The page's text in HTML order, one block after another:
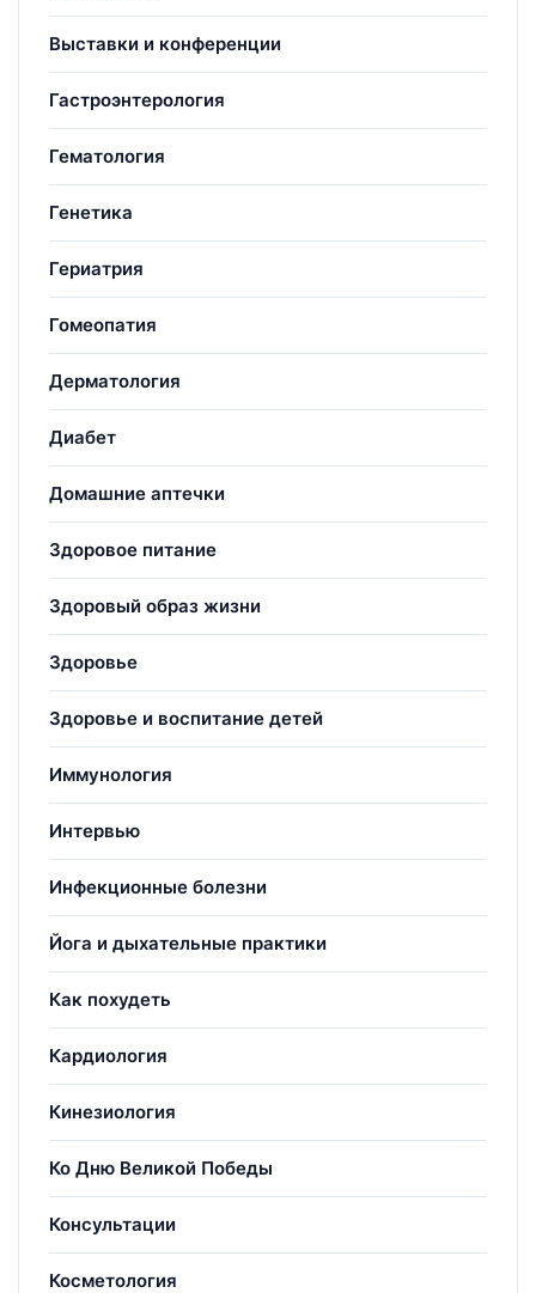
Выставки и конференции
Гастроэнтерология
Гематология
Генетика
Гериатрия
Гомеопатия
Дерматология
Диабет
Домашние аптечки
Здоровое питание
Здоровый образ жизни
Здоровье
Здоровье и воспитание детей
Иммунология
Интервью
Инфекционные болезни
Йога и дыхательные практики
Как похудеть
Кардиология
Кинезиология
Ко Дню Великой Победы
Консультации
Косметология